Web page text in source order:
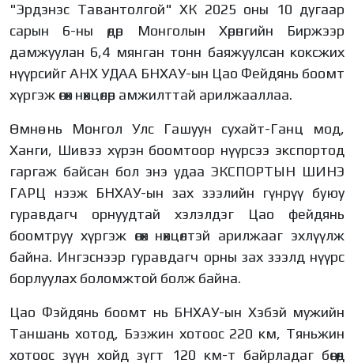
"Эрдэнэс Тавантолгой" ХК 2025 оны 10 дугаар
сарын 6-ны өдөр Монголын Хөрөнгийн Биржээр
дамжуулан 6,4 мянган тонн баяжуулсан коксжих
нүүрсийг АНХ УДАА БНХАУ-ын Цао Фейдянь боомт
хүргэж өгөх нөхцөлөөр амжилттай арилжааллаа.
Өмнө нь Монгол Улс Гашуун сухайт-Ганц мод,
Ханги, Шивээ хүрэн боомтоор нүүрсээ экспортод
гаргаж байсан бол энэ удаа ЭКСПОРТЫН ШИНЭ
ГАРЦ нээж БНХАУ-ын зах зээлийн гүнрүү буюу
гуравдагч орнуудтай хэлэлдэг Цао фейдянь
боомтруу хүргэж өгөх нөхцөлтэй арилжааг эхлүүлж
байна. Ингэснээр гуравдагч орны зах зээлд нүүрс
борлуулах боломжтой болж байна.
Цао Фэйдянь боомт нь БНХАУ-ын Хэбэй мужийн
Таншань хотод, Бээжин хотоос 220 км, Тяньжин
хотоос зүүн хойд зүгт 120 км-т байрладаг бөгөөд